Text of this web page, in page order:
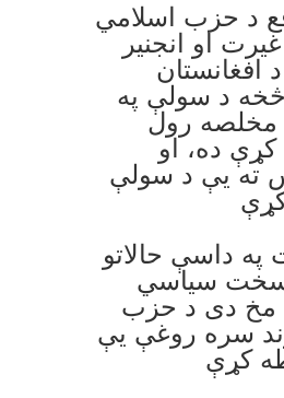
د حزب اسلامي
او انجنير
افغانستان
د سولې په
مخلصه رول
کړې ده، او
ته يې د سولې
په داسې حالاتو
سياسي
مخ دی د حزب
سره روغې يې